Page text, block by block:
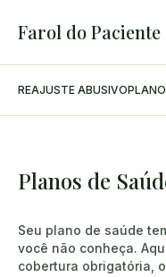
Farol do Paciente
Home
Contato
REAJUSTE ABUSIVO
Planos de
Seu plano de saúde
você não conheça.
cobertura obrigatória,